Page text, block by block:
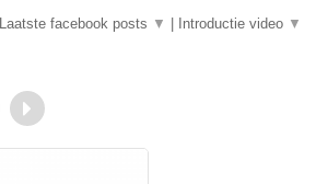
Laatste facebook posts ▼ Introductie video ▼